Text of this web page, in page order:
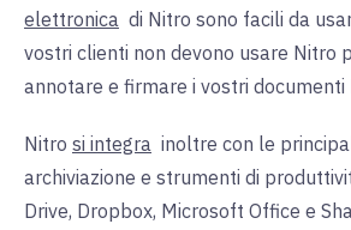
elettronica di Nitro sono facili da
vostri clienti non devono usare Nitro
annotare e firmare i vostri documenti
Nitro si integra inoltre con le
archiviazione e strumenti di
Drive, Dropbox, Microsoft Office e